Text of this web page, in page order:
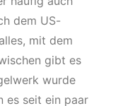
dem US-
mit dem
gibt es
wurde
es seit ein paar